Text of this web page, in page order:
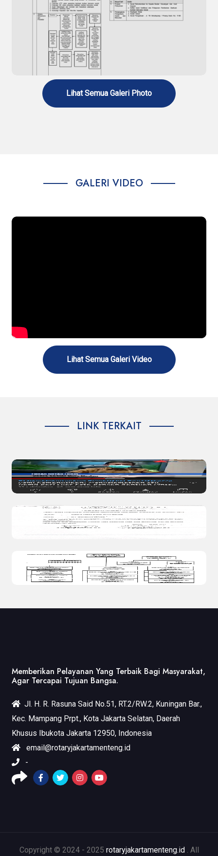
Standar Pelayanan Penerbitan Surat
Rekomendasi Rehabilitasi Narkoba
Lihat Semua Galeri Photo
GALERI VIDEO
Lihat Semua Galeri Video
LINK TERKAIT
Memberikan Pelayanan Yang Terbaik Bagi Masyarakat,
Agar Tercapai Tujuan Bangsa.
Jl. H. R. Rasuna Said No.51, RT.2/RW.2, Kuningan Bar.,
Kec. Mampang Prpt., Kota Jakarta Selatan, Daerah
Khusus Ibukota Jakarta 12950, Indonesia
email@rotaryjakartamenteng.id
-
Copyright © 2024 - 2025 rotaryjakartamenteng.id . All